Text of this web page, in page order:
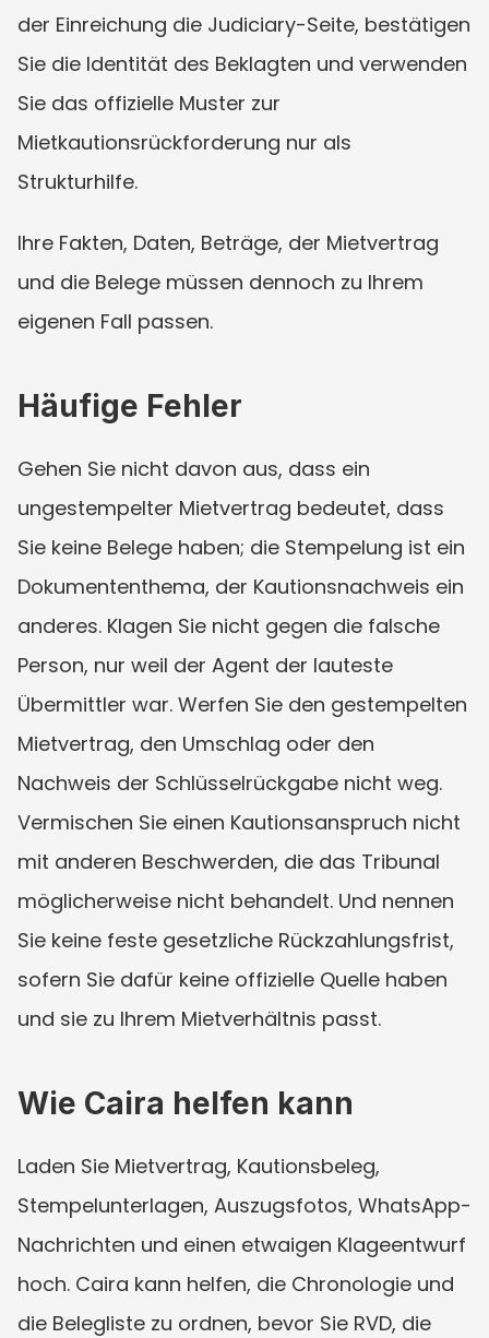
der Einreichung die Judiciary-Seite, bestätigen
Sie die Identität des Beklagten und verwenden
Sie das offizielle Muster zur
Mietkautionsrückforderung nur als
Strukturhilfe.
Ihre Fakten, Daten, Beträge, der Mietvertrag
und die Belege müssen dennoch zu Ihrem
eigenen Fall passen.
Häufige Fehler
Gehen Sie nicht davon aus, dass ein
ungestempelter Mietvertrag bedeutet, dass
Sie keine Belege haben; die Stempelung ist ein
Dokumententhema, der Kautionsnachweis ein
anderes. Klagen Sie nicht gegen die falsche
Person, nur weil der Agent der lauteste
Übermittler war. Werfen Sie den gestempelten
Mietvertrag, den Umschlag oder den
Nachweis der Schlüsselrückgabe nicht weg.
Vermischen Sie einen Kautionsanspruch nicht
mit anderen Beschwerden, die das Tribunal
möglicherweise nicht behandelt. Und nennen
Sie keine feste gesetzliche Rückzahlungsfrist,
sofern Sie dafür keine offizielle Quelle haben
und sie zu Ihrem Mietverhältnis passt.
Wie Caira helfen kann
Laden Sie Mietvertrag, Kautionsbeleg,
Stempelunterlagen, Auszugsfotos, WhatsApp-
Nachrichten und einen etwaigen Klageentwurf
hoch. Caira kann helfen, die Chronologie und
die Belegliste zu ordnen, bevor Sie RVD, die